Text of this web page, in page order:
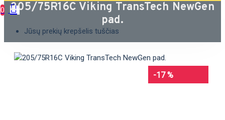
0
Jūsų prekių krepšelis tuščias
205/75R16C Viking TransTech NewGen
pad.
-17 %